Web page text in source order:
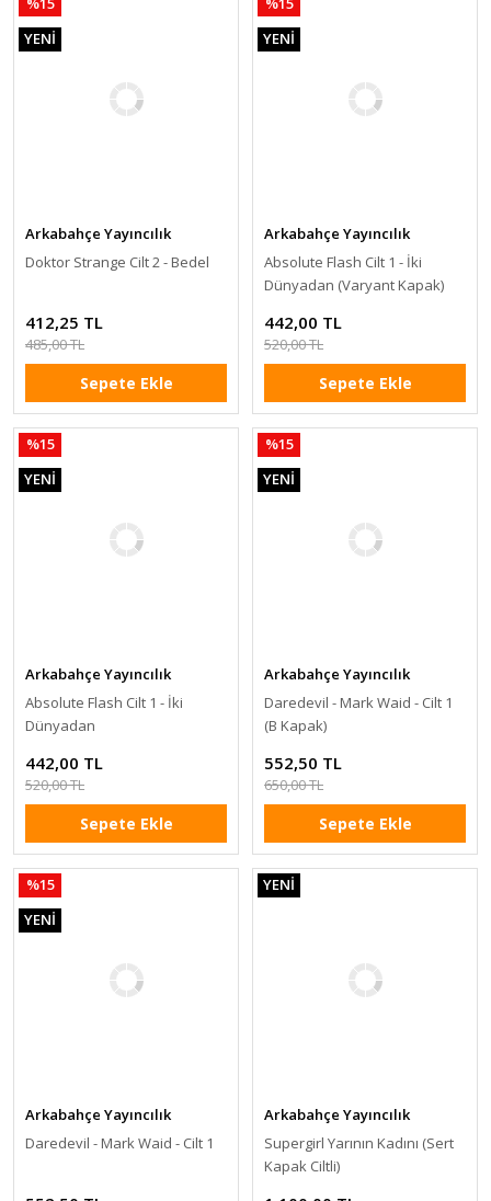
YENİ
Arkabahçe Yayıncılık
Doktor Strange Cilt 2 - Bedel
412,25 TL
485,00 TL
Sepete Ekle
YENİ
Arkabahçe Yayıncılık
Absolute Flash Cilt 1 - İki
Dünyadan (Varyant Kapak)
442,00 TL
520,00 TL
Sepete Ekle
%15
YENİ
Arkabahçe Yayıncılık
Absolute Flash Cilt 1 - İki
Dünyadan
442,00 TL
520,00 TL
Sepete Ekle
%15
YENİ
Arkabahçe Yayıncılık
Daredevil - Mark Waid - Cilt 1
(B Kapak)
552,50 TL
650,00 TL
Sepete Ekle
%15
YENİ
Arkabahçe Yayıncılık
Daredevil - Mark Waid - Cilt 1
YENİ
Arkabahçe Yayıncılık
Supergirl Yarının Kadını (Sert
Kapak Ciltli)